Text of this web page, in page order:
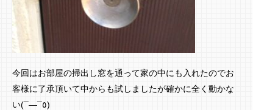
今回はお部屋の掃出し窓を通って家の中にも入れたのでお
客様に了承頂いて中からも試しましたが確かに全く動かな
い(¯―¯٥)